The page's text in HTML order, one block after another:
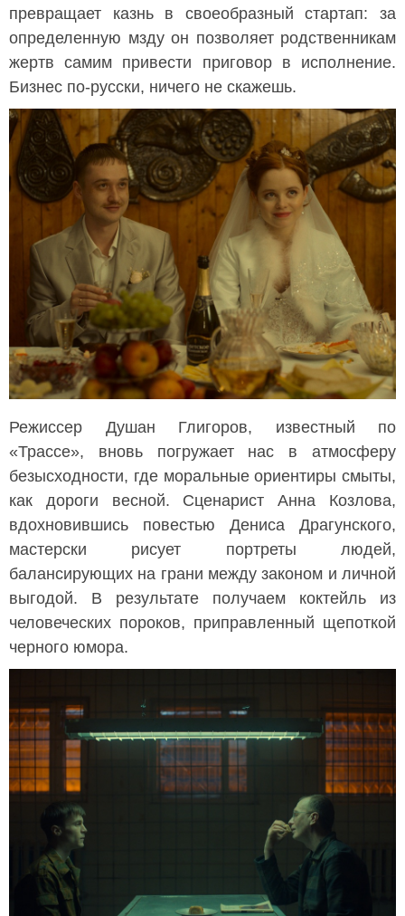
превращает казнь в своеобразный стартап: за
определенную мзду он позволяет родственникам
жертв самим привести приговор в исполнение.
Бизнес по-русски, ничего не скажешь.
Режиссер Душан Глигоров, известный по
«Трассе», вновь погружает нас в атмосферу
безысходности, где моральные ориентиры смыты,
как дороги весной. Сценарист Анна Козлова,
вдохновившись повестью Дениса Драгунского,
мастерски рисует портреты людей,
балансирующих на грани между законом и личной
выгодой. В результате получаем коктейль из
человеческих пороков, приправленный щепоткой
черного юмора.